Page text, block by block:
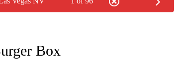
PAGES ON "KUNAMUNDO".
Box